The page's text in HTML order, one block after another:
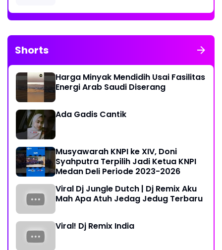
Shorts
Harga Minyak Mendidih Usai Fasilitas
Energi Arab Saudi Diserang
Ada Gadis Cantik
Musyawarah KNPI ke XIV, Doni
Syahputra Terpilih Jadi Ketua KNPI
Medan Deli Periode 2023-2026
Viral Dj Jungle Dutch | Dj Remix Aku
Mah Apa Atuh Jedag Jedug Terbaru
Viral! Dj Remix India